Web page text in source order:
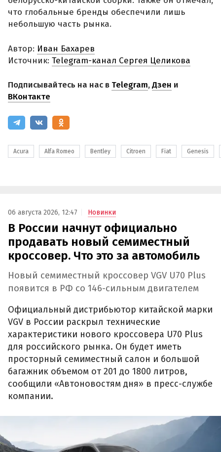
что глобальные бренды обеспечили лишь
небольшую часть рынка.
Автор: Иван Бахарев
Источник: Telegram-канал Сергея Целикова
Подписывайтесь на нас в Telegram,Дзен и
ВКонтакте
Acura Alfa Romeo Bentley Citroen Fiat Genesis
06 августа 2026, 12:47 Новинки
В России начнут официально
продавать новый семиместный
кроссовер. Что это за автомобиль
Новый семиместный кроссовер VGV U70 Plus
появится в РФ со 146-сильным двигателем
Официальный дистрибьютор китайской марки
VGV в России раскрыл технические
характеристики нового кроссовера U70 Plus
для российского рынка. Он будет иметь
просторный семиместный салон и большой
багажник объемом от 201 до 1800 литров,
сообщили «Автоновостям дня» в пресс-службе
компании.